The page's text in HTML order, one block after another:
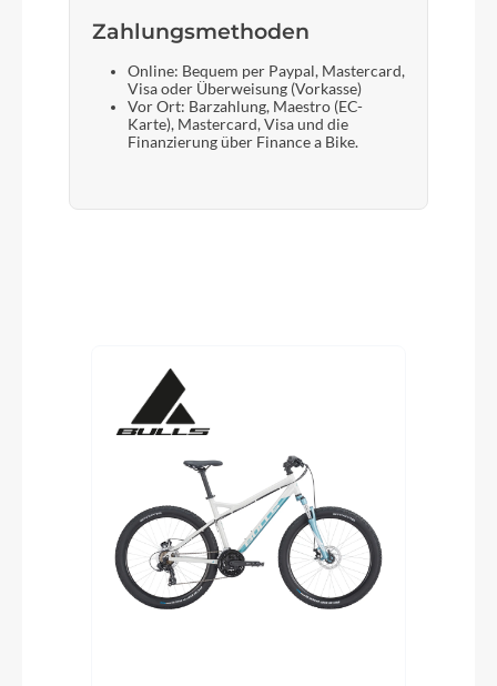
Zahlungsmethoden
Online: Bequem per Paypal, Mastercard,
Visa oder Überweisung (Vorkasse)
Vor Ort: Barzahlung, Maestro (EC-
Karte), Mastercard, Visa und die
Finanzierung über Finance a Bike.